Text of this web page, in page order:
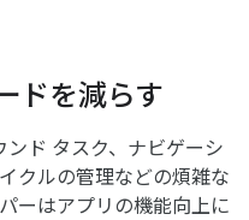
ドを減らす
ド タスク、ナビゲーシ
クルの管理などの煩雑な
ーはアプリの機能向上に